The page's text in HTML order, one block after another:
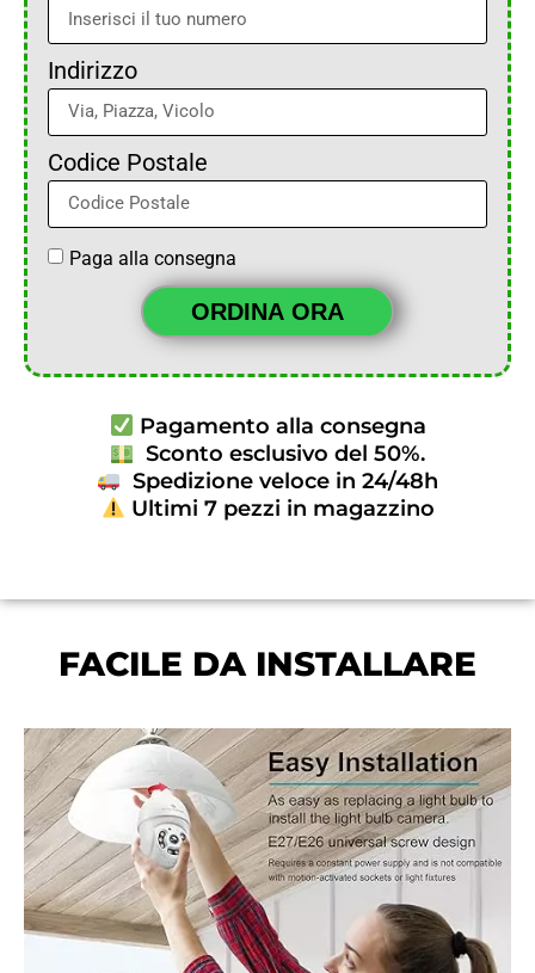
Indirizzo
Codice Postale
Paga alla consegna
ORDINA ORA
Pagamento alla consegna
Sconto esclusivo del 50%.
Spedizione veloce in 24/48h
Ultimi 7 pezzi in magazzino
FACILE DA INSTALLARE